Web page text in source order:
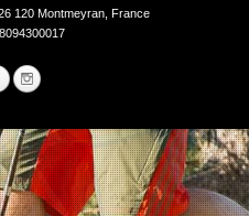
120 Montmeyran, France